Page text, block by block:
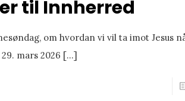
til Innherred
om hvordan vi vil ta imot Jesus
mars 2026 […]